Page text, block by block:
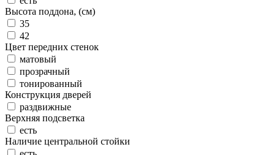
Высота поддона, (см)
35
42
Цвет передних стенок
матовый
прозрачный
тонированный
Конструкция дверей
раздвижные
Верхняя подсветка
есть
Наличие центральной стойки